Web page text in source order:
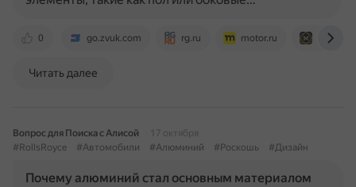
0 go.zvuk.com rg.ru motor.ru
Читать далее
Вопрос для Поиска с Алисой
17 октября
#RollsRoyce
#Автомобили #Алюминий #Роскошь #Дизайн
Почему алюминий стал основным материалом